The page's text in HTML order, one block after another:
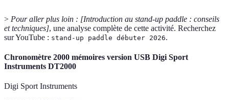
> Pour aller plus loin : [Introduction au stand-up paddle : conseils
et techniques], une analyse complète de cette activité. Recherchez
sur YouTube : stand-up paddle débuter 2026.
Chronomètre 2000 mémoires version USB Digi Sport
Instruments DT2000
Digi Sport Instruments